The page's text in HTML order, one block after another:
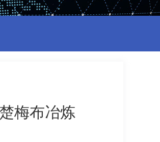
梅布冶炼